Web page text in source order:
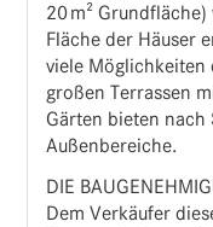
20 m²
Fläche der Häuser
viele Möglichkeiten
großen Terrassen
Gärten bieten
Außenbereiche.
DIE
Dem Verkäufer